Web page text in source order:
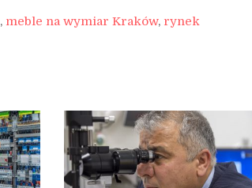
, meble na wymiar Kraków, rynek